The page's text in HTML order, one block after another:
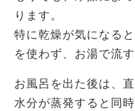
ります。
特に乾燥が気になる
を使わず、お湯で流
お風呂を出た後は、
水分が蒸発すると同